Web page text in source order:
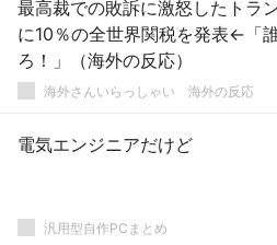
最高裁での敗訴に激怒したトラ
に10％の全世界関税を発表←「
ろ！」（海外の反応）
海外さんいらっしゃい 海外の反応
電気エンジニアだけど
汎用型自作PCまとめ